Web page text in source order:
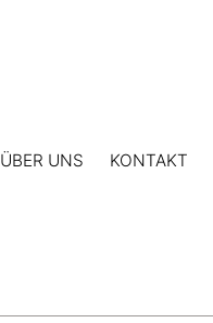
ÜBER UNS KONTAKT